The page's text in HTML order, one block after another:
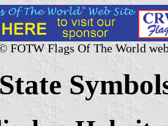
FOTW Flags Of The World